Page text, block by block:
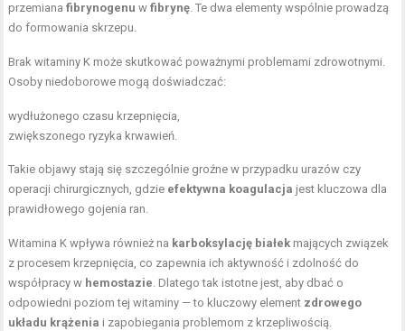
przemianafibrynogenu wfibrynę. Te dwa elementy wspólnie prowadzą
do formowania skrzepu.
Brak witaminy K może skutkować poważnymi problemami zdrowotnymi.
Osoby niedoborowe mogą doświadczać:
wydłużonego czasu krzepnięcia,
zwiększonego ryzyka krwawień.
Takie objawy stają się szczególnie groźne w przypadku urazów czy
operacji chirurgicznych, gdzie efektywna koagulacja jest kluczowa dla
prawidłowego gojenia ran.
Witamina K wpływa również na karboksylację białek mających związek
z procesem krzepnięcia, co zapewnia ich aktywność i zdolność do
współpracy w hemostazie. Dlatego tak istotne jest, aby dbać o
odpowiedni poziom tej witaminy — to kluczowy element zdrowego
układu krążenia i zapobiegania problemom z krzepliwością.